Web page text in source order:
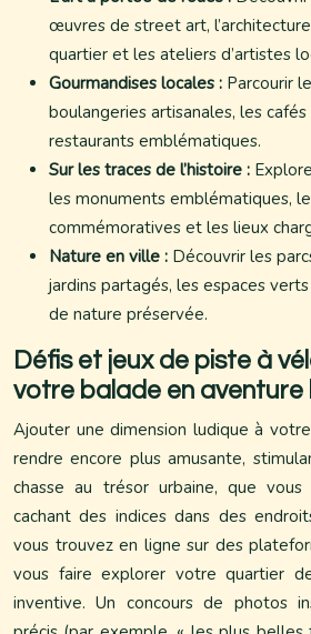
œuvres de street art,
quartier et les ateliers d’artistes
Gourmandises locales : Parcourir
boulangeries artisanales, les
restaurants emblématiques.
Sur les traces de l’histoire :
les monuments emblématiques,
commémoratives et les lieux
Nature en ville : Découvrir les
jardins partagés, les espaces
de nature préservée.
Défis et jeux de piste à
votre balade en aventure
Ajouter une dimension ludique à
rendre encore plus amusante,
chasse au trésor urbaine, que
cachant des indices dans des
vous trouvez en ligne sur des
vous faire explorer votre quartier
inventive. Un concours de photos